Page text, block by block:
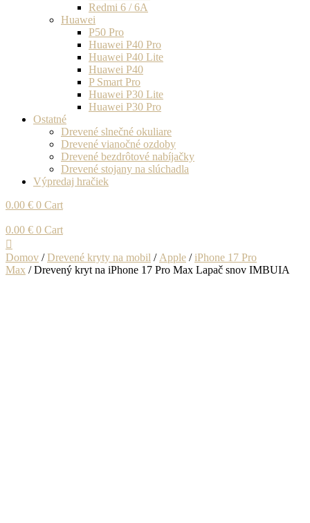
Redmi 6 / 6A
Huawei
P50 Pro
Huawei P40 Pro
Huawei P40 Lite
Huawei P40
P Smart Pro
Huawei P30 Lite
Huawei P30 Pro
Ostatné
Drevené slnečné okuliare
Drevené vianočné ozdoby
Drevené bezdrôtové nabíjačky
Drevené stojany na slúchadla
Výpredaj hračiek
0.00 € 0 Cart
0.00 € 0 Cart
Domov /Drevené kryty na mobil / Apple / iPhone 17 Pro
Max / Drevený kryt na iPhone 17 Pro Max Lapač snov IMBUIA